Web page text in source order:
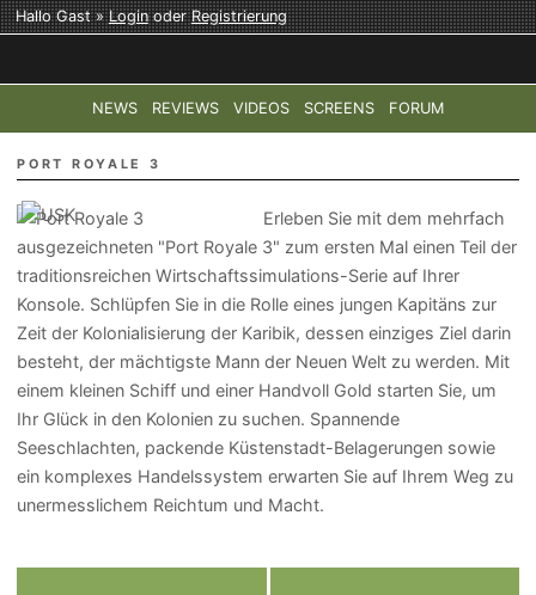
Hallo Gast »LoginoderRegistrierung
NEWS REVIEWS VIDEOS SCREENS FORUM
TOP-THEMEN: COD: MODERN WARFARE 4 HALO:
PORT ROYALE 3
Erleben Sie mit dem mehrfach
ausgezeichneten "Port Royale 3" zum ersten Mal einen Teil der
traditionsreichen Wirtschaftssimulations-Serie auf Ihrer
Konsole. Schlüpfen Sie in die Rolle eines jungen Kapitäns zur
Zeit der Kolonialisierung der Karibik, dessen einziges Ziel darin
besteht, der mächtigste Mann der Neuen Welt zu werden. Mit
einem kleinen Schiff und einer Handvoll Gold starten Sie, um
Ihr Glück in den Kolonien zu suchen. Spannende
Seeschlachten, packende Küstenstadt-Belagerungen sowie
ein komplexes Handelssystem erwarten Sie auf Ihrem Weg zu
unermesslichem Reichtum und Macht.